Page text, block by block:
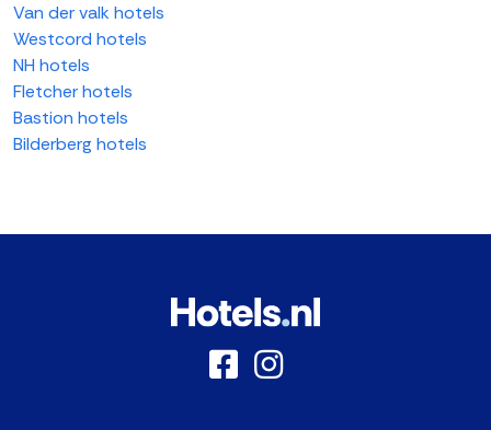
Van der valk hotels
Westcord hotels
NH hotels
Fletcher hotels
Bastion hotels
Bilderberg hotels